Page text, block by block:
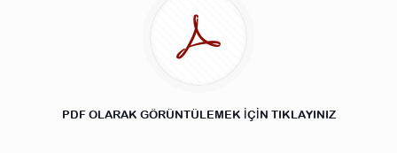
PDF OLARAK GÖRÜNTÜLEMEK İÇİN TIKLAYINIZ